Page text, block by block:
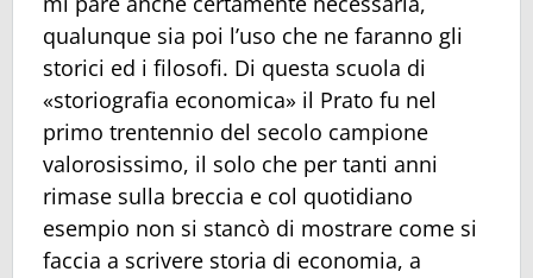
qualunque sia poi l’uso che ne faranno gli
storici ed i filosofi. Di questa scuola di
«storiografia economica» il Prato fu nel
primo trentennio del secolo campione
valorosissimo, il solo che per tanti anni
rimase sulla breccia e col quotidiano
esempio non si stancò di mostrare come si
faccia a scrivere storia di economia, a